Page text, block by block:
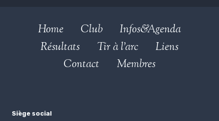
Home Club
Infos&Agenda
Résultats
Tir à l’arc
Liens
Contact
Membres
Siège social